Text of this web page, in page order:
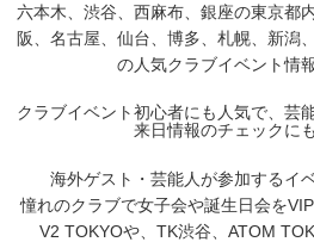
六本木、渋谷、西麻布、銀座の東京都
阪、名古屋、仙台、博多、札幌、新潟
の人気クラブイベント情
クラブイベント初心者にも人気で、芸
来日情報のチェックに
海外ゲスト・芸能人が参加するイ
憧れのクラブで女子会や誕生日会を
V2 TOKYOや、TK渋谷、ATOM